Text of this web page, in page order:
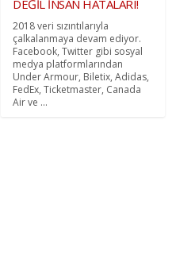
DEĞİL İNSAN HATALARI!
2018 veri sızıntılarıyla
çalkalanmaya devam ediyor.
Facebook, Twitter gibi sosyal
medya platformlarından
Under Armour, Biletix, Adidas,
FedEx, Ticketmaster, Canada
Air ve ...